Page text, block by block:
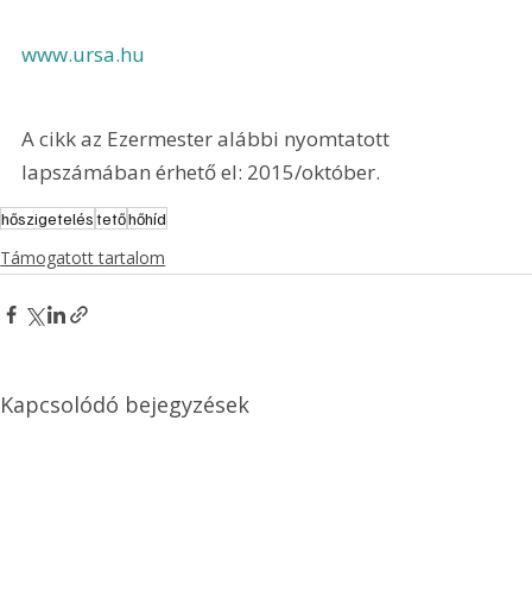
www.ursa.hu
A cikk az Ezermester alábbi nyomtatott
lapszámában érhető el: 2015/október.
hőszigeteléstetőhőhíd
Támogatott tartalom
Kapcsolódó bejegyzések